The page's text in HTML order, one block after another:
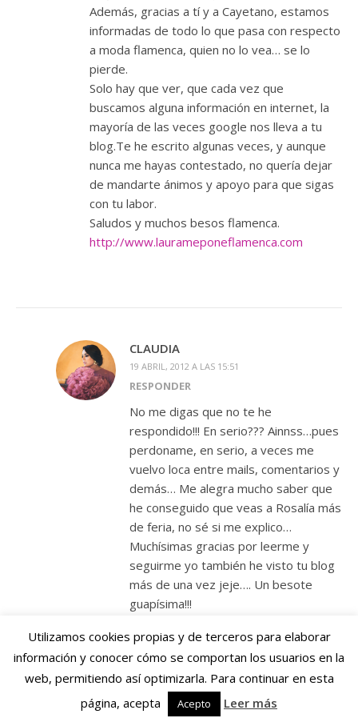
Además, gracias a tí y a Cayetano, estamos
informadas de todo lo que pasa con respecto
a moda flamenca, quien no lo vea… se lo
pierde.
Solo hay que ver, que cada vez que
buscamos alguna información en internet, la
mayoría de las veces google nos lleva a tu
blog.Te he escrito algunas veces, y aunque
nunca me hayas contestado, no quería dejar
de mandarte ánimos y apoyo para que sigas
con tu labor.
Saludos y muchos besos flamenca.
http://www.laurameponeflamenca.com
CLAUDIA
19 ABRIL, 2012 A LAS 15:51
RESPONDER
No me digas que no te he
respondido!!! En serio??? Ainnss…pues
perdoname, en serio, a veces me
vuelvo loca entre mails, comentarios y
demás… Me alegra mucho saber que
he conseguido que veas a Rosalía más
de feria, no sé si me explico…
Muchísimas gracias por leerme y
seguirme yo también he visto tu blog
más de una vez jeje…. Un besote
guapísima!!!
MARGA
Utilizamos cookies propias y de terceros para elaborar
información y conocer cómo se comportan los usuarios en la
web, permitiendo así optimizarla. Para continuar en esta
página, acepta
Acepto Leer más